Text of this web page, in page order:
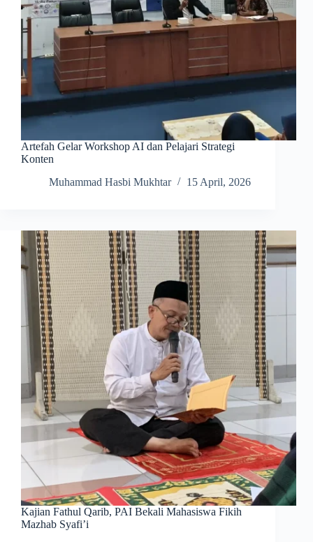
Artefah Gelar Workshop AI dan Pelajari Strategi
Konten
Muhammad Hasbi Mukhtar
15 April, 2026
Kajian Fathul Qarib, PAI Bekali Mahasiswa Fikih
Mazhab Syafi’i